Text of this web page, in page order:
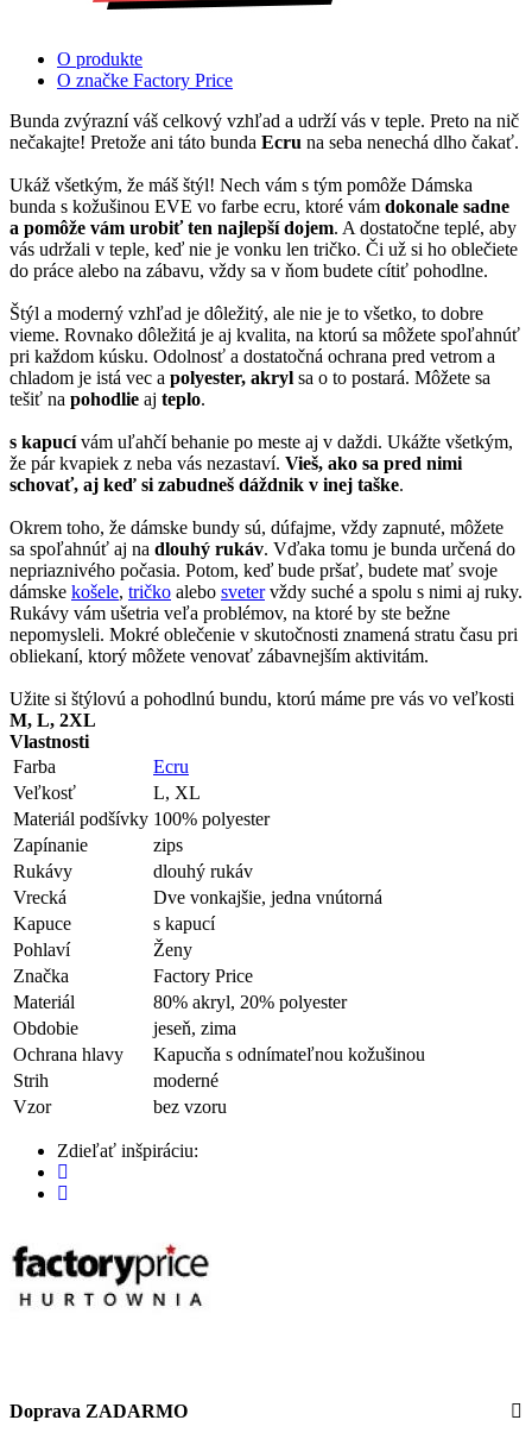
O produkte
O značke Factory Price
Bunda zvýrazní váš celkový vzhľad a udrží vás v teple. Preto na nič
nečakajte! Pretože ani táto bunda Ecru na seba nenechá dlho čakať.
Ukáž všetkým, že máš štýl! Nech vám s tým pomôže Dámska
bunda s kožušinou EVE vo farbe ecru, ktoré vám dokonale sadne
a pomôže vám urobiť ten najlepší dojem. A dostatočne teplé, aby
vás udržali v teple, keď nie je vonku len tričko. Či už si ho oblečiete
do práce alebo na zábavu, vždy sa v ňom budete cítiť pohodlne.
Štýl a moderný vzhľad je dôležitý, ale nie je to všetko, to dobre
vieme. Rovnako dôležitá je aj kvalita, na ktorú sa môžete spoľahnúť
pri každom kúsku. Odolnosť a dostatočná ochrana pred vetrom a
chladom je istá vec a polyester, akryl sa o to postará. Môžete sa
tešiť na pohodlie aj teplo.
s kapucívám uľahčí behanie po meste aj v daždi. Ukážte všetkým,
že pár kvapiek z neba vás nezastaví. Vieš, ako sa pred nimi
schovať, aj keď si zabudneš dáždnik v inej taške.
Okrem toho, že dámske bundy sú, dúfajme, vždy zapnuté, môžete
sa spoľahnúť aj na dlouhý rukáv. Vďaka tomu je bunda určená do
nepriaznivého počasia. Potom, keď bude pršať, budete mať svoje
dámske košele, tričko alebo svetervždy suché a spolu s nimi aj ruky.
Rukávy vám ušetria veľa problémov, na ktoré by ste bežne
nepomysleli. Mokré oblečenie v skutočnosti znamená stratu času pri
obliekaní, ktorý môžete venovať zábavnejším aktivitám.
Užite si štýlovú a pohodlnú bundu, ktorú máme pre vás vo veľkosti
M, L, 2XL
Vlastnosti
Farba
Ecru
Veľkosť
L, XL
Materiál podšívky 100% polyester
Zapínanie
zips
Rukávy
dlouhý rukáv
Vrecká
Dve vonkajšie, jedna vnútorná
Kapuce
s kapucí
Pohlaví
Ženy
Značka
Factory Price
Materiál
80% akryl, 20% polyester
Obdobie
jeseň, zima
Ochrana hlavy
Kapucňa s odnímateľnou kožušinou
Strih
moderné
Vzor
bez vzoru
Zdieľať inšpiráciu:
Doprava ZADARMO